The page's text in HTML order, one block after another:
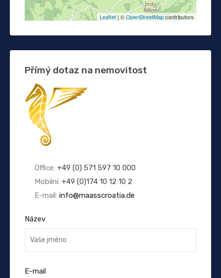
Leaflet| ©OpenStreetMapcontributors
Přímý dotaz na nemovitost
Office: +49 (0) 571 597 10 000
Mobilní: +49 (0)174 10 12 10 2
E-mail: info@maasscroatia.de
Název
E-mail